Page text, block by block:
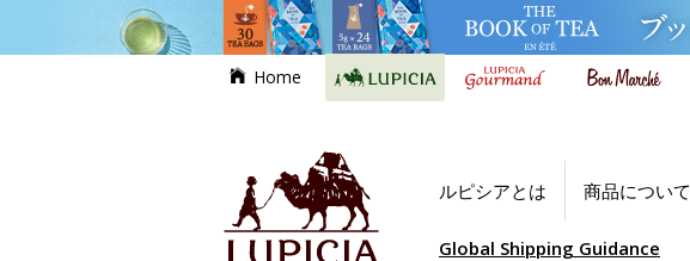
Home
ルピシアとは 商品について
Global Shipping Guidance